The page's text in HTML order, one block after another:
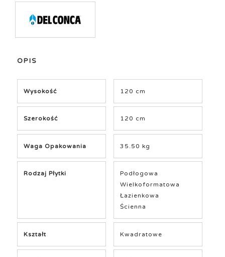
OPIS
Wysokość 120 cm
Szerokość 120 cm
Waga Opakowania 35.50 kg
Rodzaj Płytki
Podłogowa
Wielkoformatowa
Łazienkowa
Ścienna
Kształt Kwadratowe